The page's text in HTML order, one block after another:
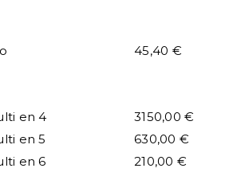
45,40 €
en 4
3150,00 €
en 5
630,00 €
en 6
210,00 €